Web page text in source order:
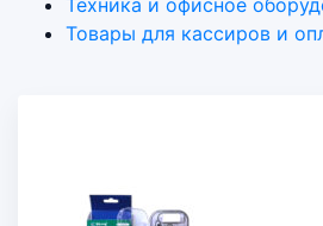
Техника и офисное
Товары для кассиров и